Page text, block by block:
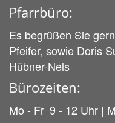
Pfarrbüro:
Es begrüßen Sie
Pfeifer, sowie Doris
Hübner-Nels
Bürozeiten:
Mo - Fr 9 - 12 Uhr |